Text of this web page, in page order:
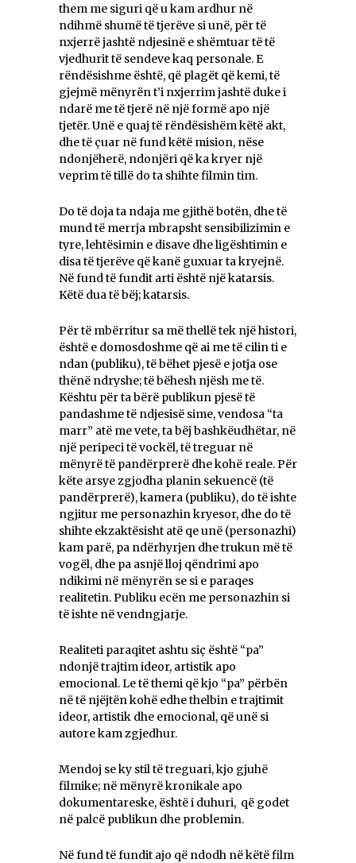
them me siguri që u kam ardhur në
ndihmë shumë të tjerëve si unë, për të
nxjerrë jashtë ndjesinë e shëmtuar të të
vjedhurit të sendeve kaq personale. E
rëndësishme është, që plagët që kemi, të
gjejmë mënyrën t’i nxjerrim jashtë duke i
ndarë me të tjerë në një formë apo një
tjetër. Unë e quaj të rëndësishëm këtë akt,
dhe të çuar në fund këtë mision, nëse
ndonjëherë, ndonjëri që ka kryer një
veprim të tillë do ta shihte filmin tim.
Do të doja ta ndaja me gjithë botën, dhe të
mund të merrja mbrapsht sensibilizimin e
tyre, lehtësimin e disave dhe ligështimin e
disa të tjerëve që kanë guxuar ta kryejnë.
Në fund të fundit arti është një katarsis.
Këtë dua të bëj; katarsis.
Për të mbërritur sa më thellë tek një histori,
është e domosdoshme që ai me të cilin ti e
ndan (publiku), të bëhet pjesë e jotja ose
thënë ndryshe; të bëhesh njësh me të.
Kështu për ta bërë publikun pjesë të
pandashme të ndjesisë sime, vendosa “ta
marr” atë me vete, ta bëj bashkëudhëtar, në
një peripeci të vockël, të treguar në
mënyrë të pandërprerë dhe kohë reale. Për
këte arsye zgjodha planin sekuencë (të
pandërprerë), kamera (publiku), do të ishte
ngjitur me personazhin kryesor, dhe do të
shihte ekzaktësisht atë qe unë (personazhi)
kam parë, pa ndërhyrjen dhe trukun më të
vogël, dhe pa asnjë lloj qëndrimi apo
ndikimi në mënyrën se si e paraqes
realitetin. Publiku ecën me personazhin si
të ishte në vendngjarje.
Realiteti paraqitet ashtu siç është “pa”
ndonjë trajtim ideor, artistik apo
emocional. Le të themi që kjo “pa” përbën
në të njëjtën kohë edhe thelbin e trajtimit
ideor, artistik dhe emocional, që unë si
autore kam zgjedhur.
Mendoj se ky stil të treguari, kjo gjuhë
filmike; në mënyrë kronikale apo
dokumentareske, është i duhuri, që godet
në palcë publikun dhe problemin.
Në fund të fundit ajo që ndodh në këtë film